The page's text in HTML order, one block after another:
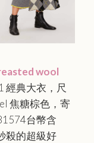
wool
經典大衣，尺
焦糖棕色，寄
台幣含
殺的超級好